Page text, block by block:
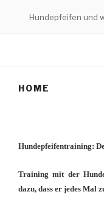
Hundepfeifen und
HOME
Hundepfeifentraining:
Training mit der
dazu, dass er jedes Mal